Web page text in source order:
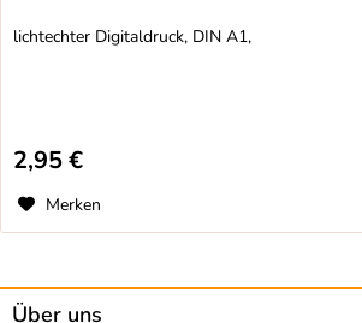
lichtechter Digitaldruck, DIN A1,
2,95 €
Merken
Über uns